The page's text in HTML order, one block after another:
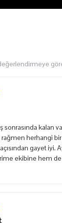
sonrasında kalan
herhangi
gayet iyi.
ekibine hem de